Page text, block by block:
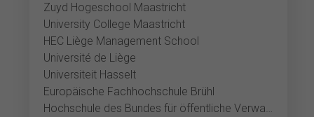
Zuyd Hogeschool Maastricht
University College Maastricht
HEC Liège Management School
Université de Liège
Universiteit Hasselt
Europäische Fachhochschule Brühl
Hochschule des Bundes für öffentliche Verwaltung